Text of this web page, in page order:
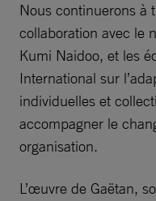
Nous continuerons à
collaboration avec le
Kumi Naidoo, et les
International sur
individuelles et
accompagner le
organisation.
L’œuvre de Gaëtan,